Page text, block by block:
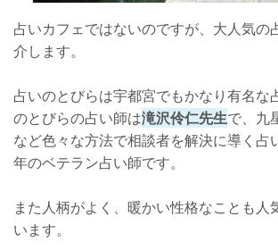
占いカフェではないのですが、大人気の
介します。
占いのとびらは宇都宮でもかなり有名な
のとびらの占い師は滝沢伶仁先生で、九
など色々な方法で相談者を解決に導く占
年のベテラン占い師です。
また人柄がよく、暖かい性格なことも人
います。